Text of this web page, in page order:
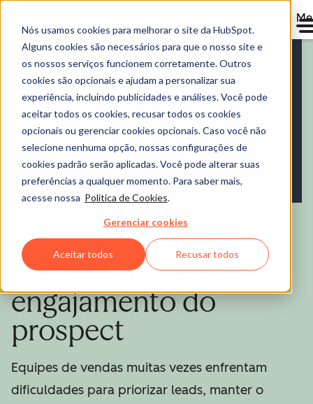
Nós usamos cookies para melhorar o site da HubSpot.
Alguns cookies são necessários para que o nosso site e
os nossos serviços funcionem corretamente. Outros
cookies são opcionais e ajudam a personalizar sua
experiência, incluindo publicidades e análises. Você pode
aceitar todos os cookies, recusar todos os cookies
opcionais ou gerenciar cookies opcionais. Caso você não
selecione nenhuma opção, nossas configurações de
cookies padrão serão aplicadas. Você pode alterar suas
preferências a qualquer momento. Para saber mais,
acesse nossa Política de Cookies.
Gerenciar cookies
Aceitar todos Recusar todos
Crie um pipeline de
vendas e melhore o
engajamento do
prospect
Equipes de vendas muitas vezes enfrentam
dificuldades para priorizar leads, manter o